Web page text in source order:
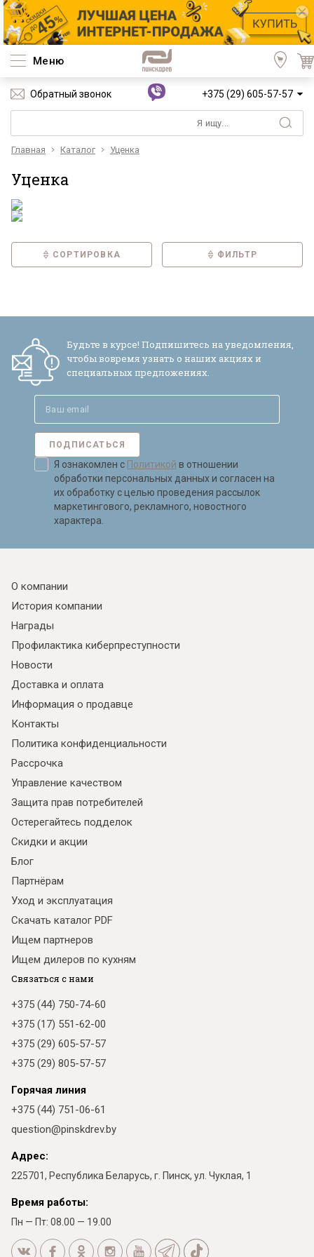
Я ознакомлен с
согласен на их обработку.
Меню
Обратный звонок +375 (29) 605-57-57
Главная Каталог Уценка
Уценка
СОРТИРОВКА ФИЛЬТР
Будьте в курсе! Подпишитесь на уведомления,
чтобы вовремя узнать о наших акциях и
специальных предложениях.
ПОДПИСАТЬСЯ
Я ознакомлен с Политикой в отношении
обработки персональных данных и согласен на
их обработку с целью проведения рассылок
маркетингового, рекламного, новостного
характера.
О компании
История компании
Награды
Профилактика киберпреступности
Новости
Доставка и оплата
Информация о продавце
Контакты
Политика конфиденциальности
Рассрочка
Управление качеством
Защита прав потребителей
Остерегайтесь подделок
Скидки и акции
Блог
Партнёрам
Уход и эксплуатация
Скачать каталог PDF
Ищем партнеров
Ищем дилеров по кухням
Связаться с нами
+375 (44) 750-74-60
+375 (17) 551-62-00
+375 (29) 605-57-57
+375 (29) 805-57-57
Горячая линия
+375 (44) 751-06-61
question@pinskdrev.by
Адрес:
225701, Республика Беларусь, г. Пинск, ул. Чуклая, 1
Время работы:
Пн — Пт: 08.00 — 19.00